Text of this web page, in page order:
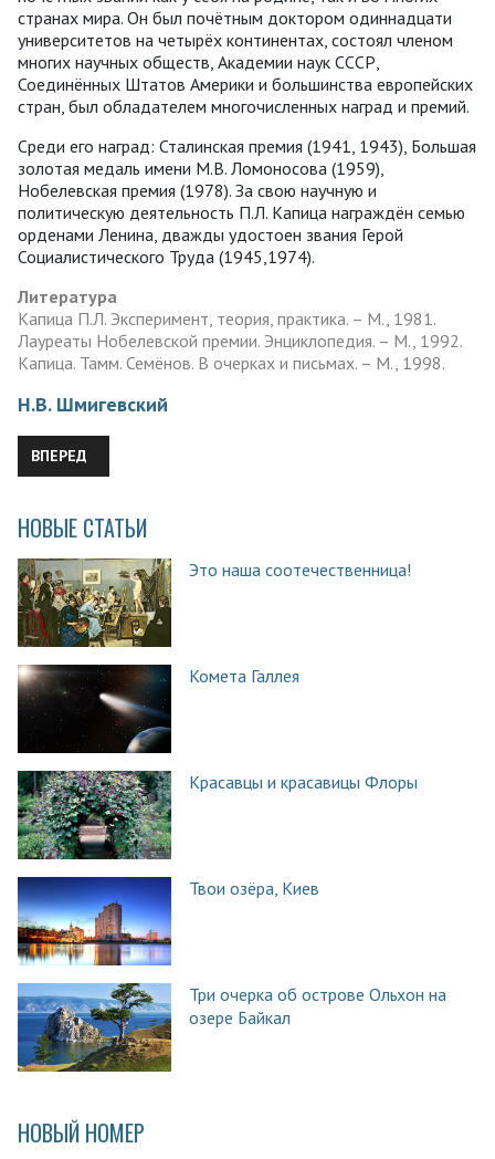
странах мира. Он был почётным доктором одиннадцати
университетов на четырёх континентах, состоял членом
многих научных обществ, Академии наук СССР,
Соединённых Штатов Америки и большинства европейских
стран, был обладателем многочисленных наград и премий.
Среди его наград: Сталинская премия (1941, 1943), Большая
золотая медаль имени М.В. Ломоносова (1959),
Нобелевская премия (1978). За свою научную и
политическую деятельность П.Л. Капица награждён семью
орденами Ленина, дважды удостоен звания Герой
Социалистического Труда (1945,1974).
Литература
Капица П.Л. Эксперимент, теория, практика. – М., 1981.
Лауреаты Нобелевской премии. Энциклопедия. – М., 1992.
Капица. Тамм. Семёнов. В очерках и письмах. – М., 1998.
Н.В. Шмигевский
СЛЕДУЮЩИЙ: ОТКУДА «ЕСТЬ ПОШЛО» В УКРАИНЕ
ВПЕРЕД
НОВЫЕ СТАТЬИ
Это наша соотечественница!
Комета Галлея
Красавцы и красавицы Флоры
Твои озёра, Киев
Три очерка об острове Ольхон на
озере Байкал
НОВЫЙ НОМЕР